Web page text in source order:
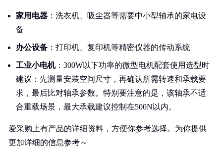
家用电器 ：洗衣机、吸尘器等需要中小型轴承的家电设
备
办公设备 ：打印机、复印机等精密仪器的传动系统
工业小电机：300W以下功率的微型电机配套使用选型时
建议：先测量安装空间尺寸，再确认所需转速和承载要
求，最后比对轴承参数。特别要注意的是，该轴承不适
合重载场景，最大承载建议控制在500N以内。
爱采购上有产品的详细资料，方便你参考选择。为你提供
更加详细的信息参考～